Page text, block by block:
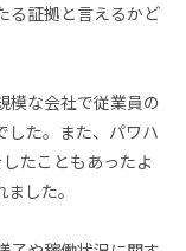
る証拠と言えるかど
模な会社で従業員の
した。また、パワハ
たこともあったよ
した。